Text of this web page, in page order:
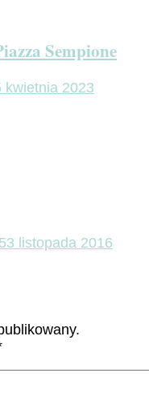
Sempione
kwietnia 2023
3 listopada 2016